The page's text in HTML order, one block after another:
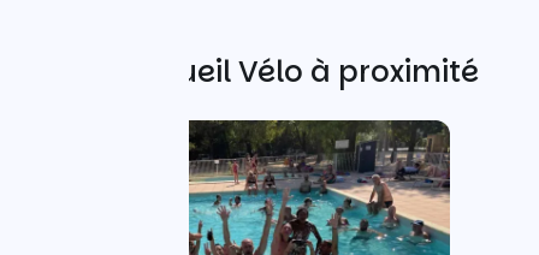
Autres Accueil Vélo à proximité